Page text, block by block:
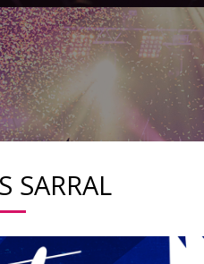
SARRAL